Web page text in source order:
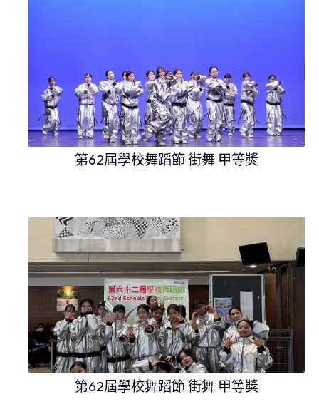
第62屆學校舞蹈節 街舞 甲等獎
第62屆學校舞蹈節 街舞 甲等獎